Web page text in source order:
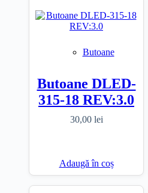
recente
Butoane
Butoane DLED-
315-18 REV:3.0
30,00 lei
Adaugă în coș